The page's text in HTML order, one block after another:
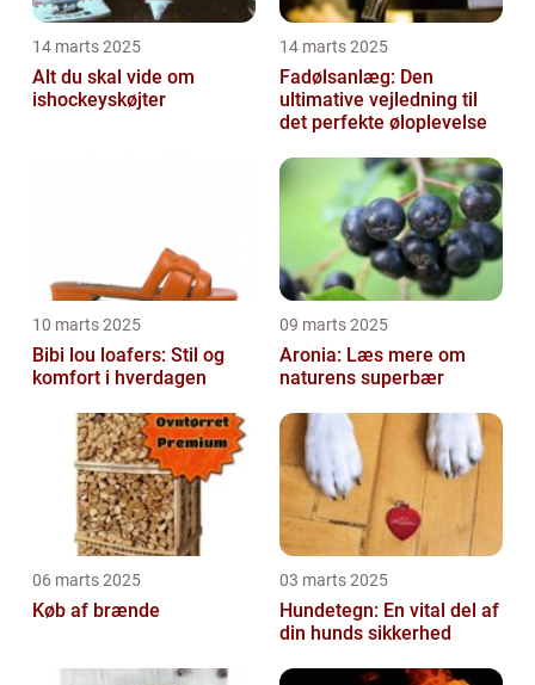
14 marts 2025
Alt du skal vide om
ishockeyskøjter
14 marts 2025
Fadølsanlæg: Den
ultimative vejledning til
det perfekte øloplevelse
10 marts 2025
Bibi lou loafers: Stil og
komfort i hverdagen
09 marts 2025
Aronia: Læs mere om
naturens superbær
06 marts 2025
Køb af brænde
03 marts 2025
Hundetegn: En vital del af
din hunds sikkerhed